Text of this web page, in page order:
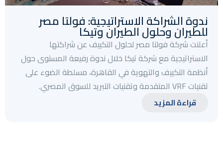
ندوة الشراكة الاستراتيجية: فولتا مصر
للطيران وحلول الطيران وتيكا
أعلنت شركة فولتا مصر لحلول التكييف عن شراكتها
الاستراتيجية مع شركة تيكا خلال ندوة رفيعة المستوى حول
أنظمة التكييف والتهوية في القاهرة، مسلطة الضوء على
تقنيات VRF المتقدمة وتقنيات التبريد للسوق المصري.
قراءة المزيد